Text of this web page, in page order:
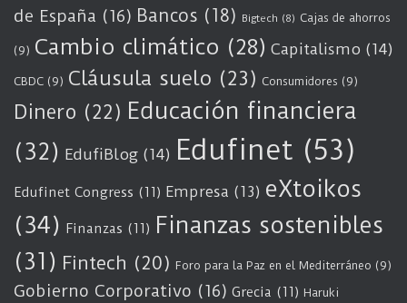
de España (16) Bancos (18) Bigtech (8) Cajas de ahorros
(9) Cambio climático (28) Capitalismo (14)
CBDC (9) Cláusula suelo (23) Consumidores (9)
Dinero (22) Educación financiera
(32) EdufiBlog (14) Edufinet (53)
Edufinet Congress (11) Empresa (13) eXtoikos
(34) Finanzas (11) Finanzas sostenibles
(31) Fintech (20) Foro para la Paz en el Mediterráneo (9)
Gobierno Corporativo (16) Grecia (11) Haruki